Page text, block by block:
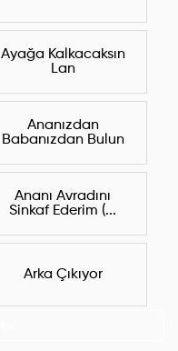
Ayağa Kalkacaksın
Lan
Ananızdan
Babanızdan Bulun
Ananı Avradını
Sinkaf Ederim (...
Arka Çıkıyor